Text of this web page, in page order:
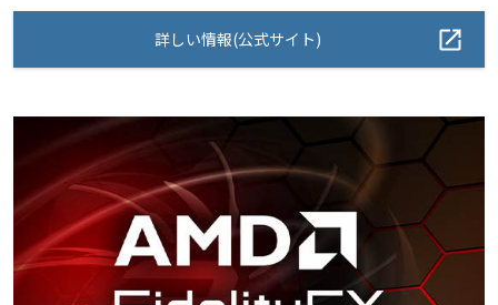
詳しい情報(公式サイト)